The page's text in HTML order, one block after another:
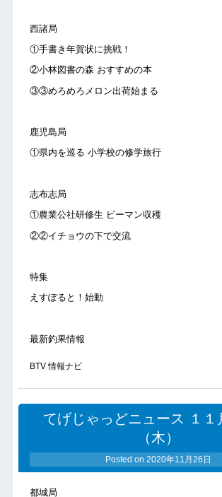
西諸局
①手書き年賀状に挑戦！
②小林図書の森 おすすめの本
③③めろめろメロン出荷始まる
鹿児島局
①県内を巡る 小学校の修学旅行
志布志局
①農業公社研修生 ピーマン収穫
②②イチョウの下で交流
特集
えすぽると！始動
最新釣果情報
BTV 情報ナビ
てげじゃっどニュース １１
（木）
Posted on 2020年11月26日
都城局